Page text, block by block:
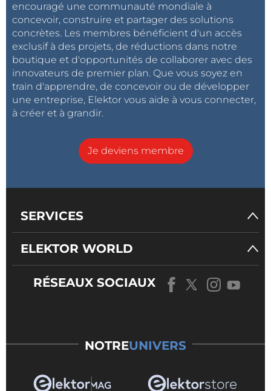
encouragé une communauté mondiale à
concevoir, construire et partager des solutions
concrètes. Les membres bénéficient d'un accès
exclusif à des projets, de réductions dans notre
boutique et d'opportunités de collaborer avec des
innovateurs de premier plan. Que vous soyez en
train d'apprendre, de concevoir ou de développer
une entreprise, Elektor vous aide à vous connecter,
à créer et à grandir.
Je deviens membre
SERVICES
ELEKTOR WORLD
RÉSEAUX SOCIAUX
NOTREUNIVERS